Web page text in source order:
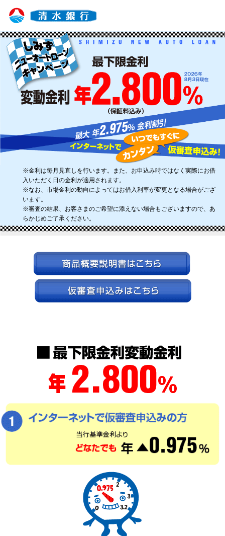
※金利は毎月見直しを行います。また、お申込み時ではなく実際にお借
入いただく日の金利が適用されます。
※なお、市場金利の動向によってはお借入利率が変更となる場合がござ
います。
※審査の結果、お客さまのご希望に添えない場合もございますので、あ
らかじめご了承ください。